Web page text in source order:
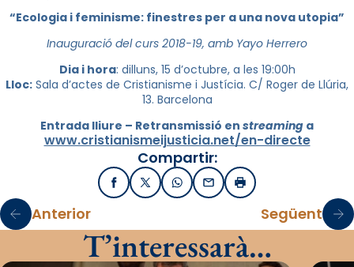
“Ecologia i feminisme: finestres per a una nova utopia”
Inauguració del curs 2018-19, amb Yayo Herrero
Dia i hora: dilluns, 15 d’octubre, a les 19:00h
Lloc: Sala d’actes de Cristianisme i Justícia. C/ Roger de Llúria,
13. Barcelona
Entrada lliure – Retransmissió en streaming a
www.cristianismeijusticia.net/en-directe
Compartir:
FacebookX / TwitterWhatsApp
EmailImprimir
Anterior Següent
T’interessarà…